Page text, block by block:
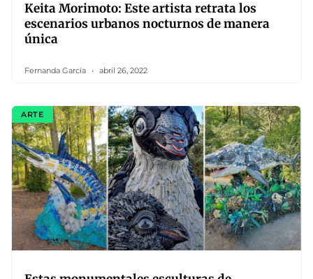
Keita Morimoto: Este artista retrata los
escenarios urbanos nocturnos de manera
única
Fernanda García abril 26, 2022
ARTE